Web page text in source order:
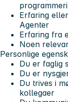
Erfaring
Agenter
Erfaring fra
Noen
Personlige
Du er faglig
Du er
Du trives i
kollegaer